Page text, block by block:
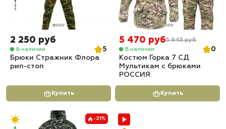
2 250 руб
В наличии
5
Брюки Стражник Флора
рип-стоп
Купить
5 470 руб5 945 руб
В наличии
0
Костюм Горка 7 СД
Мультикам с брюками
РОССИЯ
Купить
-21%